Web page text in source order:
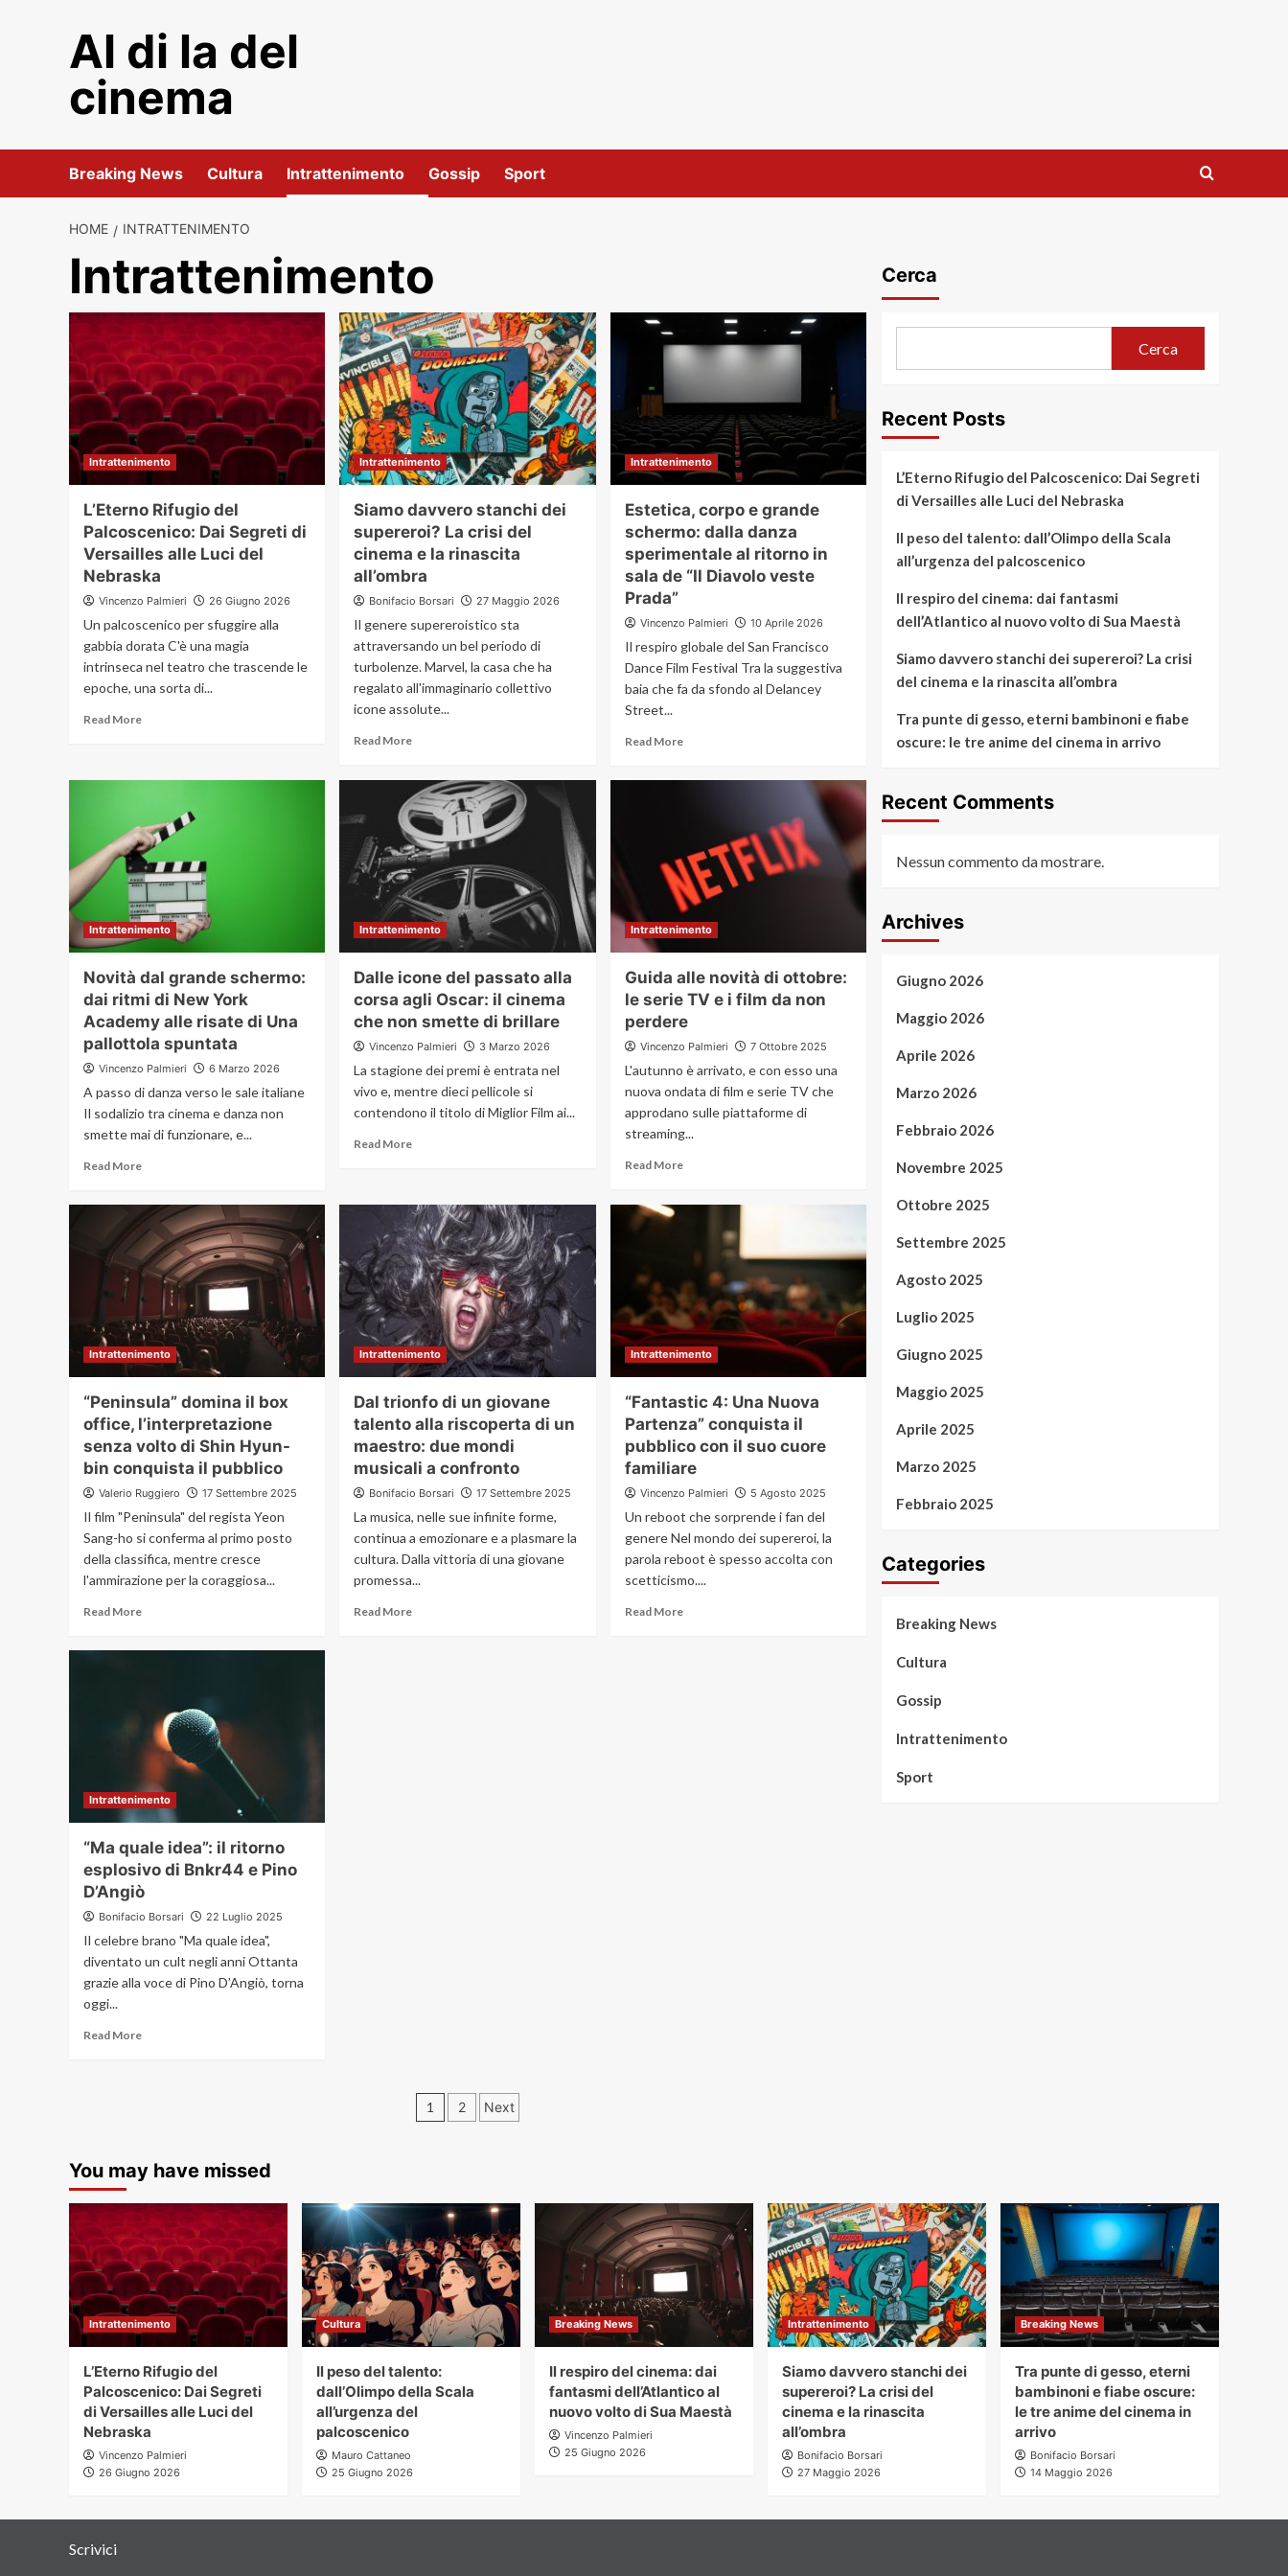
Al di la del
cinema
Breaking News Cultura Intrattenimento Gossip Sport
HOME INTRATTENIMENTO
Intrattenimento
Intrattenimento
L’Eterno Rifugio del
Palcoscenico: Dai Segreti di
Versailles alle Luci del
Nebraska
Vincenzo Palmieri 26 Giugno 2026
Un palcoscenico per sfuggire alla
gabbia dorata C'è una magia
intrinseca nel teatro che trascende le
epoche, una sorta di...
Read More
Intrattenimento
Siamo davvero stanchi dei
supereroi? La crisi del
cinema e la rinascita
all’ombra
Bonifacio Borsari 27 Maggio 2026
Il genere supereroistico sta
attraversando un bel periodo di
turbolenze. Marvel, la casa che ha
regalato all'immaginario collettivo
icone assolute...
Read More
Intrattenimento
Estetica, corpo e grande
schermo: dalla danza
sperimentale al ritorno in
sala de “Il Diavolo veste
Prada”
Vincenzo Palmieri 10 Aprile 2026
Il respiro globale del San Francisco
Dance Film Festival Tra la suggestiva
baia che fa da sfondo al Delancey
Street...
Read More
Intrattenimento
Novità dal grande schermo:
dai ritmi di New York
Academy alle risate di Una
pallottola spuntata
Vincenzo Palmieri 6 Marzo 2026
A passo di danza verso le sale italiane
Il sodalizio tra cinema e danza non
smette mai di funzionare, e...
Read More
Intrattenimento
Dalle icone del passato alla
corsa agli Oscar: il cinema
che non smette di brillare
Vincenzo Palmieri 3 Marzo 2026
La stagione dei premi è entrata nel
vivo e, mentre dieci pellicole si
contendono il titolo di Miglior Film ai...
Read More
Intrattenimento
Guida alle novità di ottobre:
le serie TV e i film da non
perdere
Vincenzo Palmieri 7 Ottobre 2025
L'autunno è arrivato, e con esso una
nuova ondata di film e serie TV che
approdano sulle piattaforme di
streaming...
Read More
Intrattenimento
“Peninsula” domina il box
office, l’interpretazione
senza volto di Shin Hyun-
bin conquista il pubblico
Valerio Ruggiero 17 Settembre 2025
Il film "Peninsula" del regista Yeon
Sang-ho si conferma al primo posto
della classifica, mentre cresce
l'ammirazione per la coraggiosa...
Read More
Intrattenimento
Dal trionfo di un giovane
talento alla riscoperta di un
maestro: due mondi
musicali a confronto
Bonifacio Borsari 17 Settembre 2025
La musica, nelle sue infinite forme,
continua a emozionare e a plasmare la
cultura. Dalla vittoria di una giovane
promessa...
Read More
Intrattenimento
“Fantastic 4: Una Nuova
Partenza” conquista il
pubblico con il suo cuore
familiare
Vincenzo Palmieri 5 Agosto 2025
Un reboot che sorprende i fan del
genere Nel mondo dei supereroi, la
parola reboot è spesso accolta con
scetticismo....
Read More
Intrattenimento
“Ma quale idea”: il ritorno
esplosivo di Bnkr44 e Pino
D’Angiò
Bonifacio Borsari 22 Luglio 2025
Il celebre brano "Ma quale idea",
diventato un cult negli anni Ottanta
grazie alla voce di Pino D’Angiò, torna
oggi...
Read More
Paginazione
1 2 Next
Cerca
Cerca
Recent Posts
L’Eterno Rifugio del Palcoscenico: Dai Segreti
di Versailles alle Luci del Nebraska
Il peso del talento: dall’Olimpo della Scala
all’urgenza del palcoscenico
Il respiro del cinema: dai fantasmi
dell’Atlantico al nuovo volto di Sua Maestà
Siamo davvero stanchi dei supereroi? La crisi
del cinema e la rinascita all’ombra
Tra punte di gesso, eterni bambinoni e fiabe
oscure: le tre anime del cinema in arrivo
Recent Comments
Nessun commento da mostrare.
Archives
Giugno 2026
Maggio 2026
Aprile 2026
Marzo 2026
Febbraio 2026
Novembre 2025
Ottobre 2025
Settembre 2025
Agosto 2025
Luglio 2025
Giugno 2025
Maggio 2025
Aprile 2025
Marzo 2025
Febbraio 2025
Categories
Breaking News
Cultura
Gossip
Intrattenimento
Sport
You may have missed
Intrattenimento
L’Eterno Rifugio del
Palcoscenico: Dai Segreti
di Versailles alle Luci del
Nebraska
Vincenzo Palmieri
26 Giugno 2026
Cultura
Il peso del talento:
dall’Olimpo della Scala
all’urgenza del
palcoscenico
Mauro Cattaneo
25 Giugno 2026
Breaking News
Il respiro del cinema: dai
fantasmi dell’Atlantico al
nuovo volto di Sua Maestà
Vincenzo Palmieri
25 Giugno 2026
Intrattenimento
Siamo davvero stanchi dei
supereroi? La crisi del
cinema e la rinascita
all’ombra
Bonifacio Borsari
27 Maggio 2026
Breaking News
Tra punte di gesso, eterni
bambinoni e fiabe oscure:
le tre anime del cinema in
arrivo
Bonifacio Borsari
14 Maggio 2026
Scrivici